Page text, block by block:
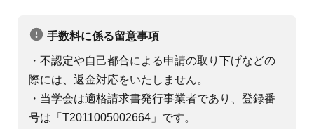
手数料に係る留意事項
・不認定や自己都合による申請の取り下げなどの
際には、返金対応をいたしません。
・当学会は適格請求書発行事業者であり、登録番
号は「T2011005002664」です。